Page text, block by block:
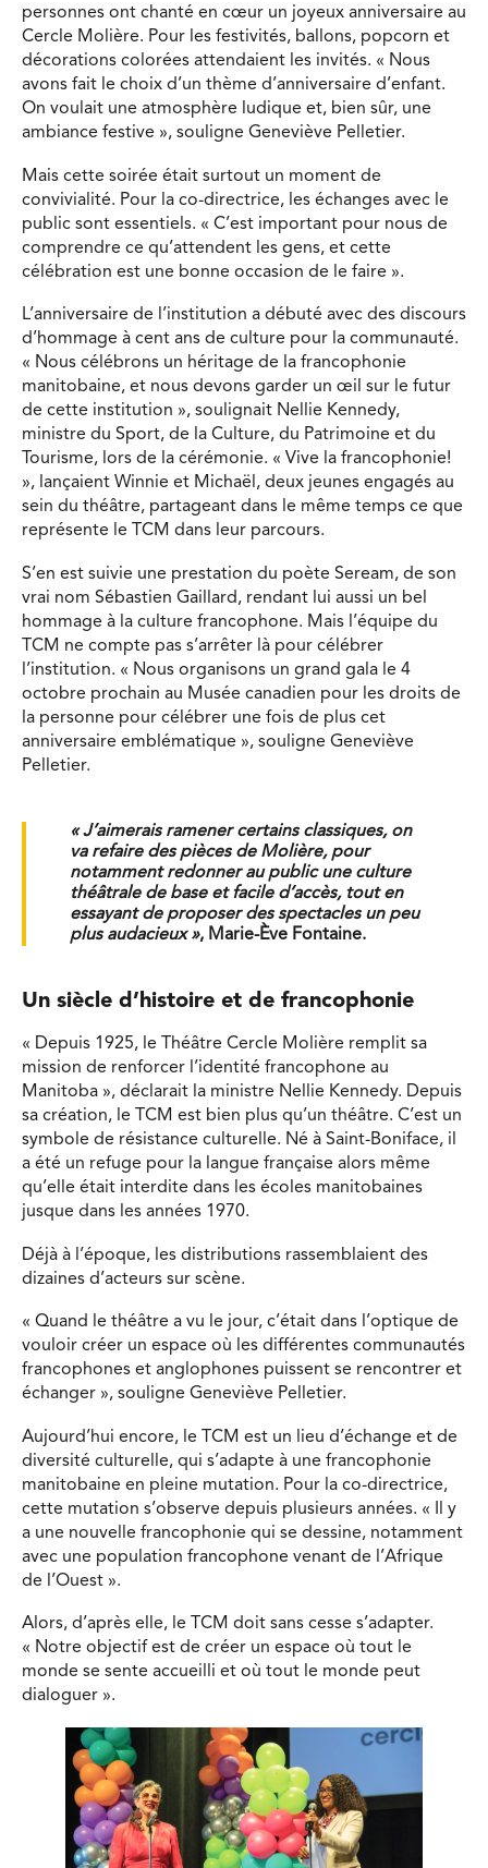
personnes ont chanté en cœur un joyeux anniversaire au
Cercle Molière. Pour les festivités, ballons, popcorn et
décorations colorées attendaient les invités. « Nous
avons fait le choix d’un thème d’anniversaire d’enfant.
On voulait une atmosphère ludique et, bien sûr, une
ambiance festive », souligne Geneviève Pelletier.
Mais cette soirée était surtout un moment de
convivialité. Pour la co-directrice, les échanges avec le
public sont essentiels. « C’est important pour nous de
comprendre ce qu’attendent les gens, et cette
célébration est une bonne occasion de le faire ».
L’anniversaire de l’institution a débuté avec des discours
d’hommage à cent ans de culture pour la communauté.
« Nous célébrons un héritage de la francophonie
manitobaine, et nous devons garder un œil sur le futur
de cette institution », soulignait Nellie Kennedy,
ministre du Sport, de la Culture, du Patrimoine et du
Tourisme, lors de la cérémonie. « Vive la francophonie!
», lançaient Winnie et Michaël, deux jeunes engagés au
sein du théâtre, partageant dans le même temps ce que
représente le TCM dans leur parcours.
S’en est suivie une prestation du poète Seream, de son
vrai nom Sébastien Gaillard, rendant lui aussi un bel
hommage à la culture francophone. Mais l’équipe du
TCM ne compte pas s’arrêter là pour célébrer
l’institution. « Nous organisons un grand gala le 4
octobre prochain au Musée canadien pour les droits de
la personne pour célébrer une fois de plus cet
anniversaire emblématique », souligne Geneviève
Pelletier.
« J’aimerais ramener certains classiques, on
va refaire des pièces de Molière, pour
notamment redonner au public une culture
théâtrale de base et facile d’accès, tout en
essayant de proposer des spectacles un peu
plus audacieux », Marie-Ève Fontaine.
Un siècle d’histoire et de francophonie
« Depuis 1925, le Théâtre Cercle Molière remplit sa
mission de renforcer l’identité francophone au
Manitoba », déclarait la ministre Nellie Kennedy. Depuis
sa création, le TCM est bien plus qu’un théâtre. C’est un
symbole de résistance culturelle. Né à Saint-Boniface, il
a été un refuge pour la langue française alors même
qu’elle était interdite dans les écoles manitobaines
jusque dans les années 1970.
Déjà à l’époque, les distributions rassemblaient des
dizaines d’acteurs sur scène.
« Quand le théâtre a vu le jour, c’était dans l’optique de
vouloir créer un espace où les différentes communautés
francophones et anglophones puissent se rencontrer et
échanger », souligne Geneviève Pelletier.
Aujourd’hui encore, le TCM est un lieu d’échange et de
diversité culturelle, qui s’adapte à une francophonie
manitobaine en pleine mutation. Pour la co-directrice,
cette mutation s’observe depuis plusieurs années. « Il y
a une nouvelle francophonie qui se dessine, notamment
avec une population francophone venant de l’Afrique
de l’Ouest ».
Alors, d’après elle, le TCM doit sans cesse s’adapter.
« Notre objectif est de créer un espace où tout le
monde se sente accueilli et où tout le monde peut
dialoguer ».